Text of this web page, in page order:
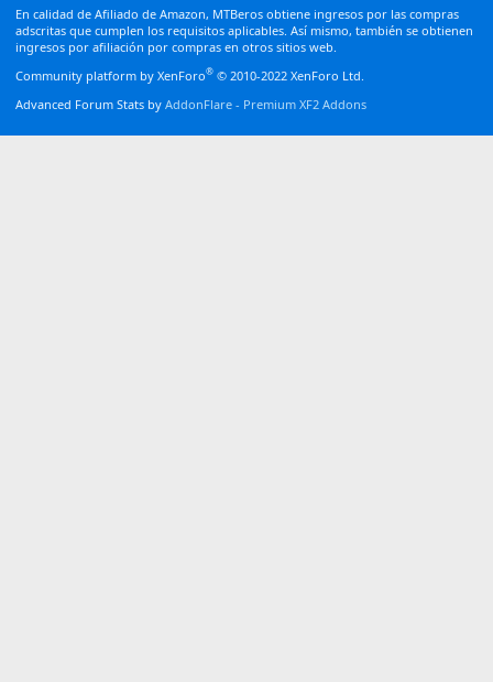
En calidad de Afiliado de Amazon, MTBeros obtiene ingresos por las compras
adscritas que cumplen los requisitos aplicables. Así mismo, también se obtienen
ingresos por afiliación por compras en otros sitios web.
Community platform by XenForo® © 2010-2022 XenForo Ltd.
Advanced Forum Stats by AddonFlare - Premium XF2 Addons